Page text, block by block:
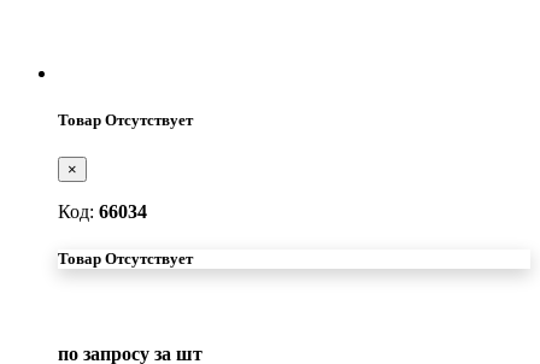
Товар Отсутствует
×
Код: 66034
Товар Отсутствует
по запросу за шт